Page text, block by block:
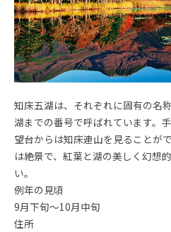
知床五湖は、それぞれに固有の名
湖までの番号で呼ばれています。
望台からは知床連山を見ることが
は絶景で、紅葉と湖の美しく幻想
い。
例年の見頃
9月下旬〜10月中旬
住所